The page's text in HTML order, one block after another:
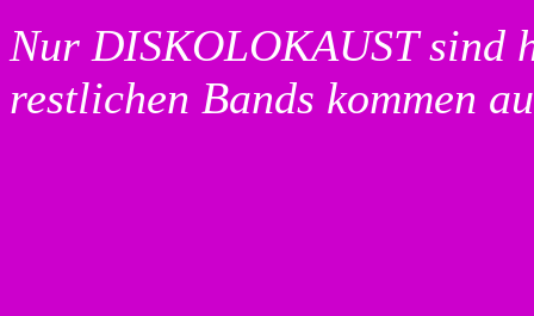
Nur DISKOLOKAUST sind
restlichen Bands kommen